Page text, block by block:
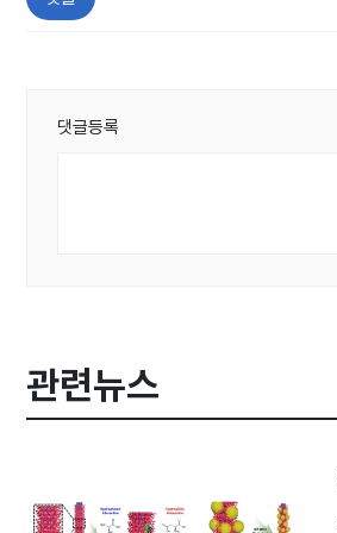
댓글등록
관련뉴스